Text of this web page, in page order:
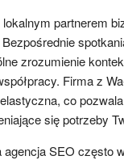
partnerem
zrozumienie
Firma z
co
się potrzeby
agencja SEO często